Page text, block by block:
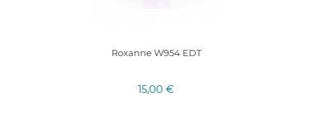
Roxanne W954 EDT
15,00 €